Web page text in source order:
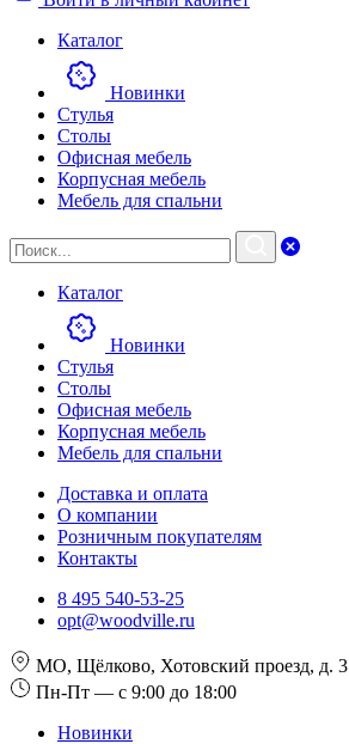
Каталог
Новинки
Стулья
Столы
Офисная мебель
Корпусная мебель
Мебель для спальни
Каталог
Новинки
Стулья
Столы
Офисная мебель
Корпусная мебель
Мебель для спальни
Доставка и оплата
О компании
Розничным покупателям
Контакты
8 495 540-53-25
opt@woodville.ru
МО, Щёлково, Хотовский проезд, д. 3
Пн-Пт — с 9:00 до 18:00
Новинки